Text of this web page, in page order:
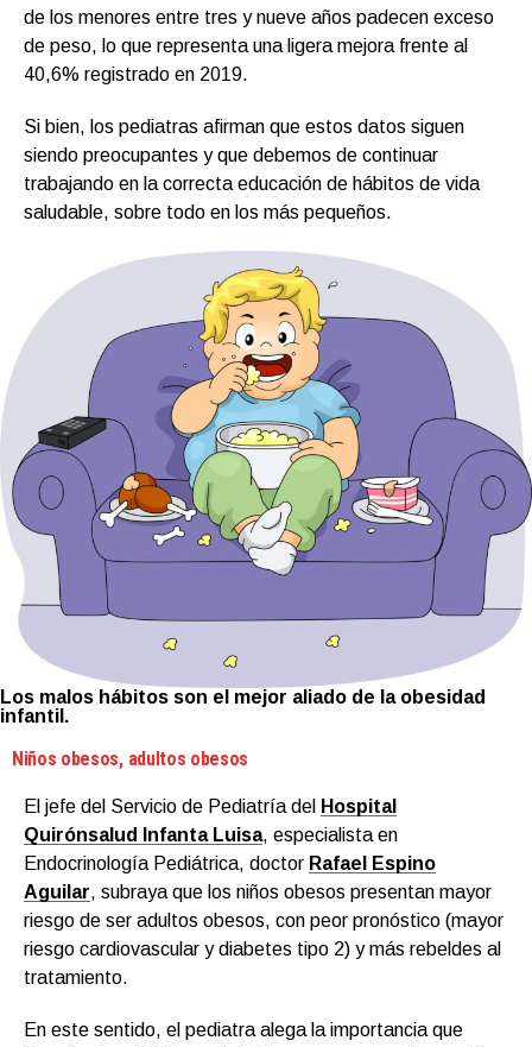
de los menores entre tres y nueve años padecen exceso
de peso, lo que representa una ligera mejora frente al
40,6% registrado en 2019.
Si bien, los pediatras afirman que estos datos siguen
siendo preocupantes y que debemos de continuar
trabajando en la correcta educación de hábitos de vida
saludable, sobre todo en los más pequeños.
Los malos hábitos son el mejor aliado de la obesidad
infantil.
Niños obesos, adultos obesos
El jefe del Servicio de Pediatría del Hospital
Quirónsalud Infanta Luisa, especialista en
Endocrinología Pediátrica, doctor Rafael Espino
Aguilar, subraya que los niños obesos presentan mayor
riesgo de ser adultos obesos, con peor pronóstico (mayor
riesgo cardiovascular y diabetes tipo 2) y más rebeldes al
tratamiento.
En este sentido, el pediatra alega la importancia que